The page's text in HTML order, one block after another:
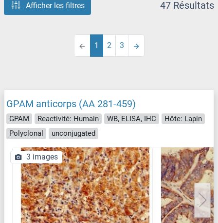
Afficher les filtres 47 Résultats
1 2 3
GPAM anticorps (AA 281-459)
GPAM Reactivité: Humain WB, ELISA, IHC
Hôte: Lapin
Polyclonal
unconjugated
3 images